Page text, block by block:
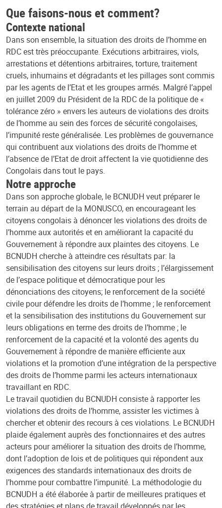
Que faisons-nous et comment?
Contexte national
Dans son ensemble, la situation des droits de l’homme en
RDC est très préoccupante. Exécutions arbitraires, viols,
arrestations et détentions arbitraires, torture, traitement
cruels, inhumains et dégradants et les pillages sont commis
par les agents de l’Etat et les groupes armés. Malgré l’appel
en juillet 2009 du Président de la RDC de la politique de «
tolérance zéro » envers les auteurs de violations des droits
de l’homme au sein des forces de sécurité congolaises,
l’impunité reste généralisée. Les problèmes de gouvernance
qui contribuent aux violations des droits de l’homme et
l’absence de l’Etat de droit affectent la vie quotidienne des
Congolais dans tout le pays.
Notre approche
Dans son approche globale, le BCNUDH veut préparer le
terrain au départ de la MONUSCO, en encourageant les
citoyens congolais à dénoncer les violations des droits de
l’homme aux autorités et en améliorant la capacité du
Gouvernement à répondre aux plaintes des citoyens. Le
BCNUDH cherche à atteindre ces résultats par: la
sensibilisation des citoyens sur leurs droits ; l’élargissement
de l’espace politique et démocratique pour les
dénonciations des citoyens; le renforcement de la société
civile pour défendre les droits de l’homme ; le renforcement
et la sensibilisation des institutions du Gouvernement sur
leurs obligations en terme des droits de l’homme ; le
renforcement de la capacité et la volonté des agents du
Gouvernement à répondre de manière efficiente aux
violations et la promotion d’une intégration de la perspective
des droits de l’homme parmi les acteurs internationaux
travaillant en RDC.
Le travail quotidien du BCNUDH consiste à rapporter les
violations des droits de l’homme, assister les victimes à
chercher et obtenir des recours à ces violations. Le BCNUDH
plaide également auprès des fonctionnaires et des autres
acteurs pour améliorer la situation des droits de l’homme,
dont l’adoption de lois et de politiques qui répondent aux
exigences des standards internationaux des droits de
l’homme pour combattre l’impunité. La méthodologie du
BCNUDH a été élaborée à partir de meilleures pratiques et